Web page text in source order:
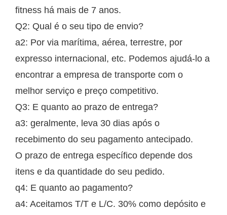
fitness há mais de 7 anos.
Q2: Qual é o seu tipo de envio?
a2: Por via marítima, aérea, terrestre, por
expresso internacional, etc. Podemos ajudá-lo a
encontrar a empresa de transporte com o
melhor serviço e preço competitivo.
Q3: E quanto ao prazo de entrega?
a3: geralmente, leva 30 dias após o
recebimento do seu pagamento antecipado.
O prazo de entrega específico depende dos
itens e da quantidade do seu pedido.
q4: E quanto ao pagamento?
a4: Aceitamos T/T e L/C. 30% como depósito e